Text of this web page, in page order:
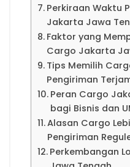
Perkiraan Waktu
Jakarta Jawa
Faktor yang
Cargo Jakarta
Tips Memilih
Pengiriman
Peran Cargo
bagi Bisnis dan
Alasan Cargo
Pengiriman
Perkembangan